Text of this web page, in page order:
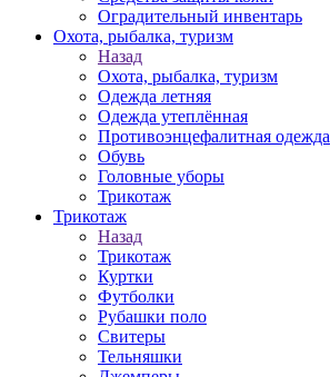
Оградительный инвентарь
Охота, рыбалка, туризм
Назад
Охота, рыбалка, туризм
Одежда летняя
Одежда утеплённая
Противоэнцефалитная одежда
Обувь
Головные уборы
Трикотаж
Трикотаж
Назад
Трикотаж
Куртки
Футболки
Рубашки поло
Свитеры
Тельняшки